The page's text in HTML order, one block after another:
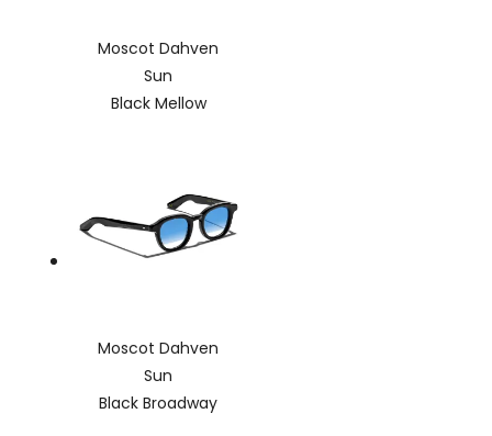
Moscot Dahven
Sun
Black Mellow
Moscot Dahven
Sun
Black Broadway